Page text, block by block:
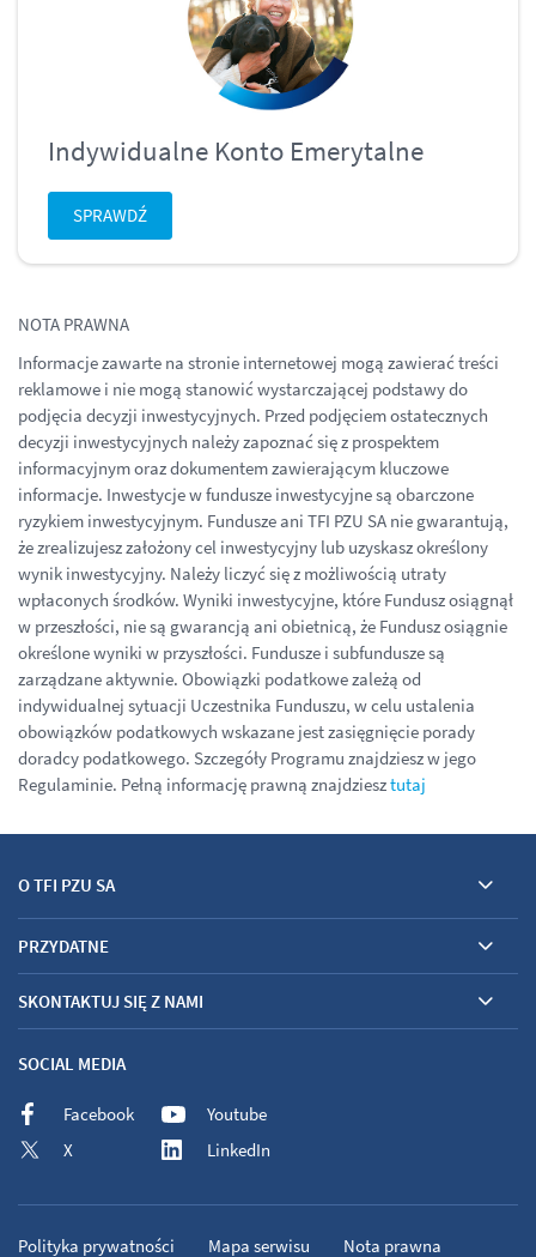
Indywidualne Konto Emerytalne
SPRAWDŹ
NOTA PRAWNA
Informacje zawarte na stronie internetowej mogą zawierać treści
reklamowe i nie mogą stanowić wystarczającej podstawy do
podjęcia decyzji inwestycyjnych. Przed podjęciem ostatecznych
decyzji inwestycyjnych należy zapoznać się z prospektem
informacyjnym oraz dokumentem zawierającym kluczowe
informacje. Inwestycje w fundusze inwestycyjne są obarczone
ryzykiem inwestycyjnym. Fundusze ani TFI PZU SA nie gwarantują,
że zrealizujesz założony cel inwestycyjny lub uzyskasz określony
wynik inwestycyjny. Należy liczyć się z możliwością utraty
wpłaconych środków. Wyniki inwestycyjne, które Fundusz osiągnął
w przeszłości, nie są gwarancją ani obietnicą, że Fundusz osiągnie
określone wyniki w przyszłości. Fundusze i subfundusze są
zarządzane aktywnie. Obowiązki podatkowe zależą od
indywidualnej sytuacji Uczestnika Funduszu, w celu ustalenia
obowiązków podatkowych wskazane jest zasięgnięcie porady
doradcy podatkowego. Szczegóły Programu znajdziesz w jego
Regulaminie. Pełną informację prawną znajdziesztutaj
O TFI PZU SA
PRZYDATNE
SKONTAKTUJ SIĘ Z NAMI
SOCIAL MEDIA
Facebook
X
Youtube
LinkedIn
Polityka prywatności Mapa serwisu Nota prawna